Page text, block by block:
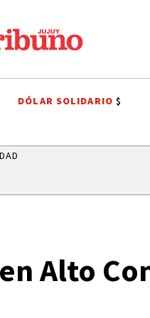
PRIMERA NACIONAL
DÓLAR SOLIDARIO$
Alto